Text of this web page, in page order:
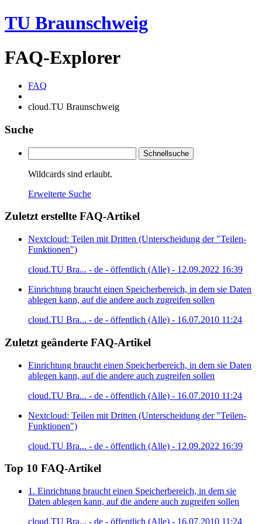
TU Braunschweig
FAQ-Explorer
FAQ
cloud.TU Braunschweig
Suche
Schnellsuche
Wildcards sind erlaubt.
Erweiterte Suche
Zuletzt erstellte FAQ-Artikel
Nextcloud: Teilen mit Dritten (Unterscheidung der "Teilen-
Funktionen")
cloud.TU Bra... - de - öffentlich (Alle) - 12.09.2022 16:39
Einrichtung braucht einen Speicherbereich, in dem sie Daten
ablegen kann, auf die andere auch zugreifen sollen
cloud.TU Bra... - de - öffentlich (Alle) - 16.07.2010 11:24
Zuletzt geänderte FAQ-Artikel
Einrichtung braucht einen Speicherbereich, in dem sie Daten
ablegen kann, auf die andere auch zugreifen sollen
cloud.TU Bra... - de - öffentlich (Alle) - 16.07.2010 11:24
Nextcloud: Teilen mit Dritten (Unterscheidung der "Teilen-
Funktionen")
cloud.TU Bra... - de - öffentlich (Alle) - 12.09.2022 16:39
Top 10 FAQ-Artikel
1. Einrichtung braucht einen Speicherbereich, in dem sie
Daten ablegen kann, auf die andere auch zugreifen sollen
cloud.TU Bra... - de - öffentlich (Alle) - 16.07.2010 11:24